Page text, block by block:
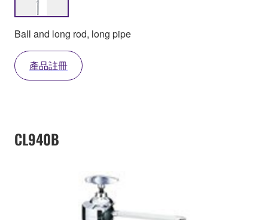
Ball and long rod, long pipe
產品註冊
CL940B